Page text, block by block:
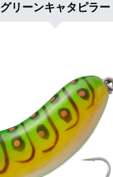
グリーンキャタピラー